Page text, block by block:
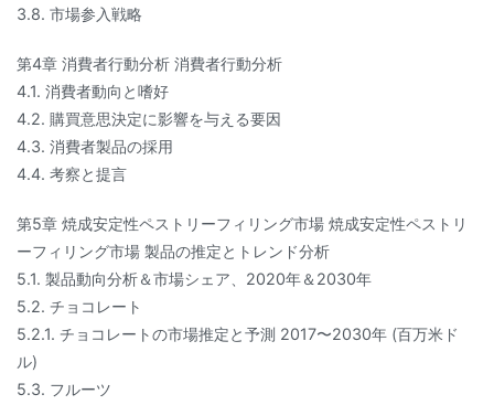
3.8. 市場参入戦略
第4章 消費者行動分析 消費者行動分析
4.1. 消費者動向と嗜好
4.2. 購買意思決定に影響を与える要因
4.3. 消費者製品の採用
4.4. 考察と提言
第5章 焼成安定性ペストリーフィリング市場 焼成安定性ペストリ
ーフィリング市場 製品の推定とトレンド分析
5.1. 製品動向分析＆市場シェア、2020年＆2030年
5.2. チョコレート
5.2.1. チョコレートの市場推定と予測 2017〜2030年 (百万米ド
ル)
5.3. フルーツ